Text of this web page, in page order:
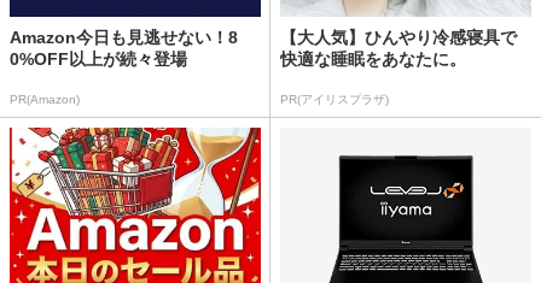
Amazon今日も見逃せない！8
0%OFF以上が続々登場
PR(Amazon)
【大人気】ひんやり冷感寝具で
快適な睡眠をあなたに。
PR(アイリスプラザ)